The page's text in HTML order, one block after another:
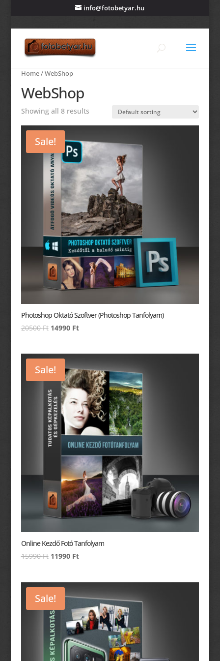
info@fotobetyar.hu
Home/ WebShop
WebShop
Showing all 8 results
Sale!
Photoshop Oktató Szoftver (Photoshop Tanfolyam)
20500Ft Original
20500 Ft.
14990 FtCurrent
Sale!
Online Kezdő Fotó Tanfolyam
15990Ft Original
15990 Ft.
11990 FtCurrent
Sale!